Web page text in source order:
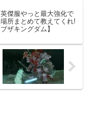
英傑服やっと最大強化で
所まとめて教えてくれ!
ザキングダム】